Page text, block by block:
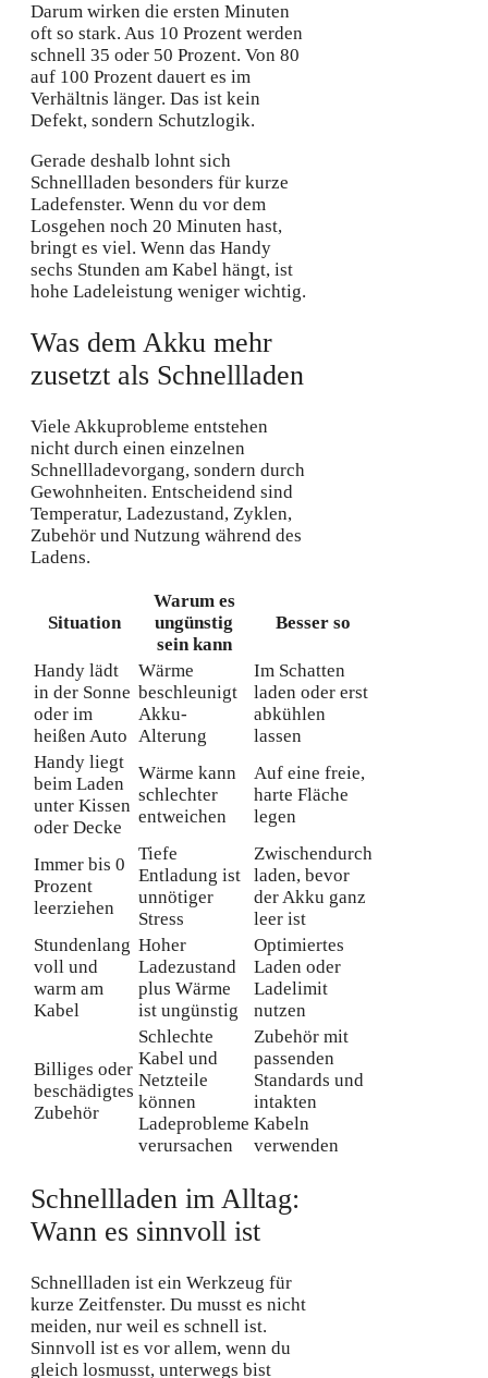
Darum wirken die ersten Minuten
oft so stark. Aus 10 Prozent werden
schnell 35 oder 50 Prozent. Von 80
auf 100 Prozent dauert es im
Verhältnis länger. Das ist kein
Defekt, sondern Schutzlogik.
Gerade deshalb lohnt sich
Schnellladen besonders für kurze
Ladefenster. Wenn du vor dem
Losgehen noch 20 Minuten hast,
bringt es viel. Wenn das Handy
sechs Stunden am Kabel hängt, ist
hohe Ladeleistung weniger wichtig.
Was dem Akku mehr
zusetzt als Schnellladen
Viele Akkuprobleme entstehen
nicht durch einen einzelnen
Schnellladevorgang, sondern durch
Gewohnheiten. Entscheidend sind
Temperatur, Ladezustand, Zyklen,
Zubehör und Nutzung während des
Ladens.
Situation
Warum es
ungünstig
sein kann
Besser so
Handy lädt
in der Sonne
oder im
heißen Auto
Wärme
beschleunigt
Akku-
Alterung
Im Schatten
laden oder erst
abkühlen
lassen
Handy liegt
beim Laden
unter Kissen
oder Decke
Wärme kann
schlechter
entweichen
Auf eine freie,
harte Fläche
legen
Immer bis 0
Prozent
leerziehen
Tiefe
Entladung ist
unnötiger
Stress
Zwischendurch
laden, bevor
der Akku ganz
leer ist
Stundenlang
voll und
warm am
Kabel
Hoher
Ladezustand
plus Wärme
ist ungünstig
Optimiertes
Laden oder
Ladelimit
nutzen
Billiges oder
beschädigtes
Zubehör
Schlechte
Kabel und
Netzteile
können
Ladeprobleme
verursachen
Zubehör mit
passenden
Standards und
intakten
Kabeln
verwenden
Schnellladen im Alltag:
Wann es sinnvoll ist
Schnellladen ist ein Werkzeug für
kurze Zeitfenster. Du musst es nicht
meiden, nur weil es schnell ist.
Sinnvoll ist es vor allem, wenn du
gleich losmusst, unterwegs bist